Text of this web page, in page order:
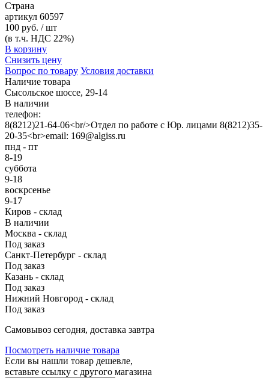
Страна
артикул 60597
100 руб. / шт
(в т.ч. НДС 22%)
В корзину
Снизить цену
Вопрос по товару Условия доставки
Наличие товара
Сысольское шоссе, 29-14
В наличии
телефон:
8(8212)21-64-06<br/>Отдел по работе с Юр. лицами 8(8212)35-
20-35<br>email: 169@algiss.ru
пнд - пт
8-19
суббота
9-18
воскрсенье
9-17
Киров - склад
В наличии
Москва - склад
Под заказ
Санкт-Петербург - склад
Под заказ
Казань - склад
Под заказ
Нижний Новгород - склад
Под заказ
Cамовывоз сегодня, доставка завтра
Посмотреть наличие товара
Если вы нашли товар дешевле,
вставьте ссылку с другого магазина